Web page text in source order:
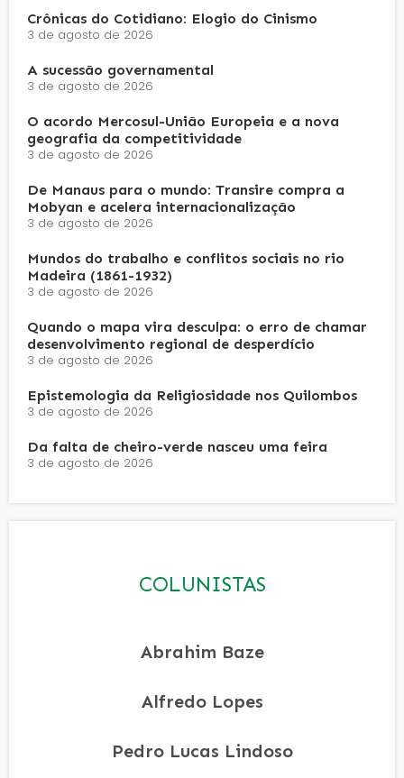
Crônicas do Cotidiano: Elogio do Cinismo
3 de agosto de 2026
A sucessão governamental
3 de agosto de 2026
O acordo Mercosul-União Europeia e a nova
geografia da competitividade
3 de agosto de 2026
De Manaus para o mundo: Transire compra a
Mobyan e acelera internacionalização
3 de agosto de 2026
Mundos do trabalho e conflitos sociais no rio
Madeira (1861-1932)
3 de agosto de 2026
Quando o mapa vira desculpa: o erro de chamar
desenvolvimento regional de desperdício
3 de agosto de 2026
Epistemologia da Religiosidade nos Quilombos
3 de agosto de 2026
Da falta de cheiro-verde nasceu uma feira
3 de agosto de 2026
COLUNISTAS
Abrahim Baze
Alfredo Lopes
Pedro Lucas Lindoso